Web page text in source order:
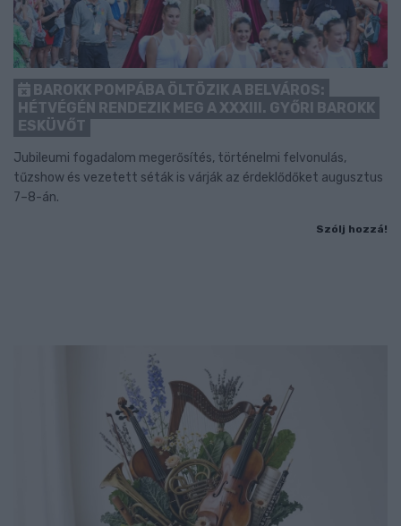
BAROKK POMPÁBA ÖLTÖZIK A BELVÁROS:
HÉTVÉGÉN RENDEZIK MEG A XXXIII. GYŐRI BAROKK
ESKÜVŐT
Jubileumi fogadalom megerősítés, történelmi felvonulás,
tűzshow és vezetett séták is várják az érdeklődőket augusztus
7–8-án.
Szólj hozzá!